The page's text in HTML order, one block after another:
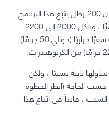
على سبيل المثال ، الشخص الذي يزن 200 رطل يتبع هذا البرنامج
يستهلك 200 جرام من البروتين يوميًا ، ويأكل 2000 إلى 2200
سعرة حرارية – أي ما يقرب من 420 سعرًا حراريًا (حوالي 50 جرامًا)
ثابتة نسبيًا ، ولكن
حسب الحاجة (انظر الخطوة
، فابدأ في اتباع هذا